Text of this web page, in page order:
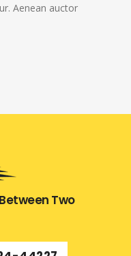
Aenean auctor
Two